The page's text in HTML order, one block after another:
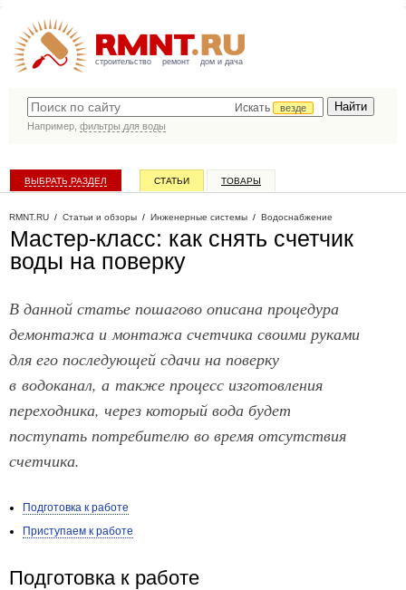
строительство ремонт дом и дача
Искать
везде
Например, фильтры для воды
ВЫБРАТЬ РАЗДЕЛ СТАТЬИ ТОВАРЫ
RMNT.RU / Статьи и обзоры / Инженерные системы / Водоснабжение
Мастер-класс: как снять счетчик
воды на поверку
В данной статье пошагово описана процедура
демонтажа и монтажа счетчика своими руками
для его последующей сдачи на поверку
в водоканал, а также процесс изготовления
переходника, через который вода будет
поступать потребителю во время отсутствия
счетчика.
Подготовка к работе
Приступаем к работе
Подготовка к работе